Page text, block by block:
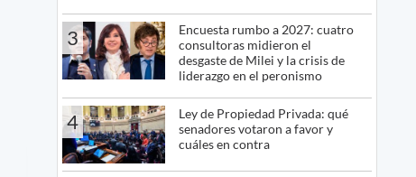
3
Encuesta rumbo a 2027: cuatro
consultoras midieron el
desgaste de Milei y la crisis de
liderazgo en el peronismo
4
Ley de Propiedad Privada: qué
senadores votaron a favor y
cuáles en contra